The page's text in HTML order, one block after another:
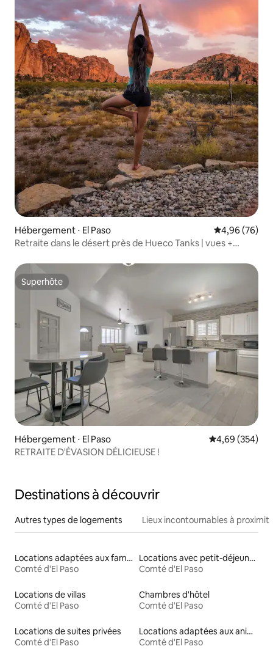
Hébergement ⋅ El Paso Évaluation
4,96 (76)
Retraite dans le désert près de Hueco Tanks | vues +
Superhôte
Superhôte
Hébergement ⋅ El Paso Évaluation
4,69 (354)
RETRAITE D'ÉVASION DÉLICIEUSE !
Destinations à découvrir
Autres types de logements Lieux incontournables à
Locations adaptées aux familles
Comté d'El Paso
Locations avec petit-déjeuner
Comté d'El Paso
Locations de villas
Comté d'El Paso
Chambres d'hôtel
Comté d'El Paso
Locations de suites privées
Comté d'El Paso
Locations adaptées aux animaux
Comté d'El Paso